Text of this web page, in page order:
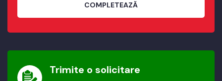
COMPLETEAZĂ
Trimite o solicitare